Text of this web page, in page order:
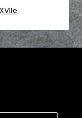
XVIIe